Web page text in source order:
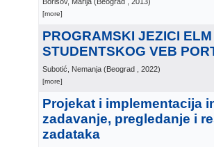
[more]
PROGRAMSKI JEZICI
STUDENTSKOG VEB
Subotić, Nemanja (Beograd , 2022)
[more]
Projekat i implementacija
zadavanje, pregledanje i
zadataka